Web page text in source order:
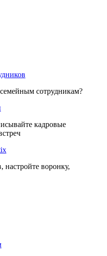
сотрудникам?
кадровые
настройте воронку,